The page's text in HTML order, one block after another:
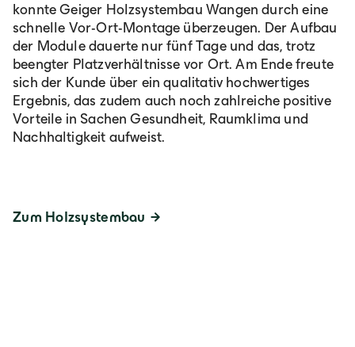
Zum Holzsystembau
konnte Geiger Holzsystembau Wangen durch eine
schnelle Vor-Ort-Montage überzeugen. Der Aufbau
der Module dauerte nur fünf Tage und das, trotz
beengter Platzverhältnisse vor Ort. Am Ende freute
sich der Kunde über ein qualitativ hochwertiges
Ergebnis, das zudem auch noch zahlreiche positive
Vorteile in Sachen Gesundheit, Raumklima und
Nachhaltigkeit aufweist.